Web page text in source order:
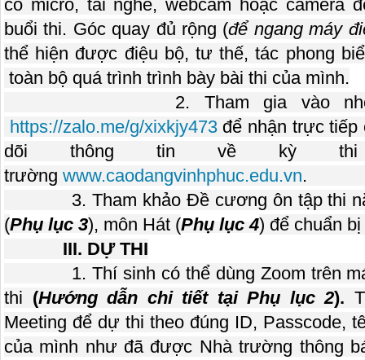
có micro, tai nghe, webcam hoặc camera
buổi thi. Góc quay đủ rộng (để ngang máy
thể hiện được điệu bộ, tư thế, tác phong
toàn bộ quá trình trình bày bài thi của mình.
2. Tham gia vào
https://zalo.me/g/xixkjy473để nhận trực tiếp
dõi thông tin về kỳ thi
trường www.caodangvinhphuc.edu.vn
3. Tham khảo Đề cương ôn tập thi
(Phụ lục 3), môn Hát (Phụ lục 4) để chuẩn
III. DỰ THI
1. Thí sinh có thể dùng Zoom trên
thi (Hướng dẫn chi tiết tại Phụ lục 2).
Meeting để dự thi theo đúng ID, Passcode,
của mình như đã được Nhà trường thông